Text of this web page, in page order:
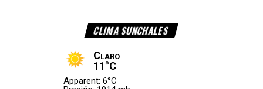
Las provincias con mayor crecimiento fueron:
Catamarca (+10,3%).
Salta (+8,8%).
Argentina, entre los países con
mayor adopción digital
El relevamiento ubica a Argentina como el
de América Latina con mayor utilización de billeteras
CLIMA SUNCHALES
Claro
11°C
Apparent: 6°C